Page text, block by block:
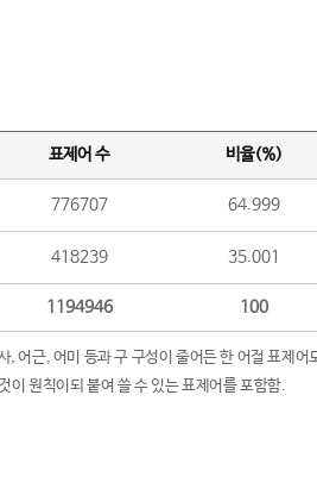
표제어 수 비율(%)
776707 64.999
418239 35.001
1194946 100
어근, 어미 등과 구 구성이 줄어든 한 어절 표제어
이 원칙이되 붙여 쓸 수 있는 표제어를 포함함.